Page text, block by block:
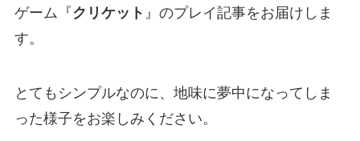
ゲーム『クリケット 』のプレイ記事をお届けしま
す。
とてもシンプルなのに、地味に夢中になってしま
った様子をお楽しみください。